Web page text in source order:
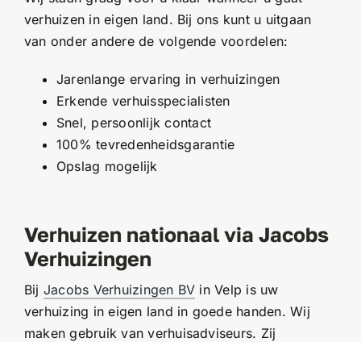
verhuizen in eigen land. Bij ons kunt u uitgaan
van onder andere de volgende voordelen:
Jarenlange ervaring in verhuizingen
Erkende verhuisspecialisten
Snel, persoonlijk contact
100% tevredenheidsgarantie
Opslag mogelijk
Verhuizen nationaal via Jacobs
Verhuizingen
Bij Jacobs Verhuizingen BV in Velp is uw
verhuizing in eigen land in goede handen. Wij
maken gebruik van verhuisadviseurs. Zij